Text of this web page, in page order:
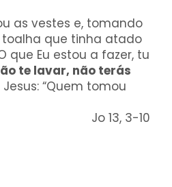
as vestes e, tomando
que tinha atado
que Eu estou a fazer, tu
te lavar, não terás
“Quem tomou
Jo 13, 3-10